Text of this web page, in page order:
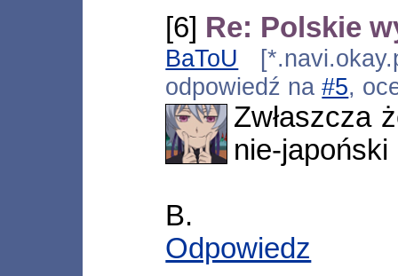
[6] Re: Polskie
BaToU
odpowiedź na#5,
Zwłaszcza
nie-japoński
B.
Odpowiedz